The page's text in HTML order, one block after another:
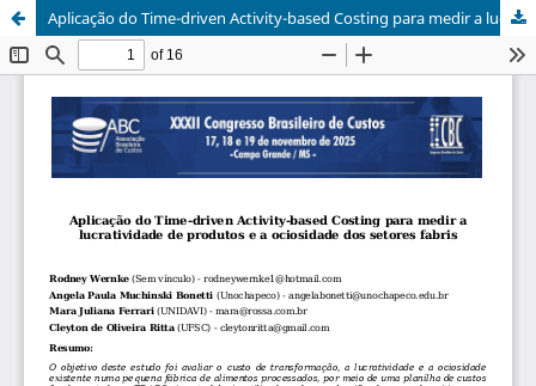
Aplicação do Time-driven Activity-based Costing para medir a lucratividade de produtos e a ociosidade dos setores fabris